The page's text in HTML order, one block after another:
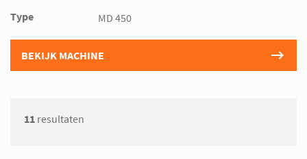
Type MD 450
BEKIJK MACHINE
11 resultaten